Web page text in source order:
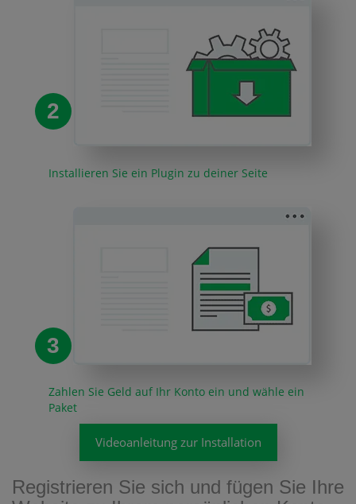
2
Installieren Sie ein Plugin zu deiner Seite
3
Zahlen Sie Geld auf Ihr Konto ein und wähle ein
Paket
Videoanleitung zur Installation
Registrieren Sie sich und fügen Sie Ihre